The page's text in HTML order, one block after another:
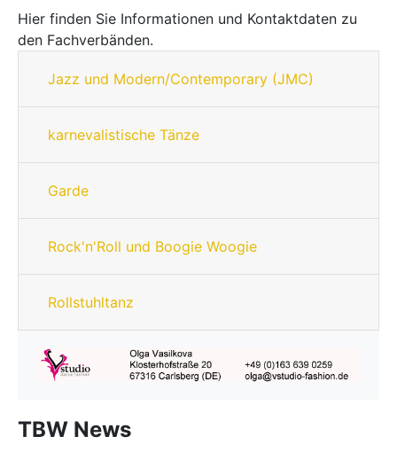
Hier finden Sie Informationen und Kontaktdaten zu
den Fachverbänden.
Jazz und Modern/Contemporary (JMC)
karnevalistische Tänze
Garde
Rock'n'Roll und Boogie Woogie
Rollstuhltanz
TBW News